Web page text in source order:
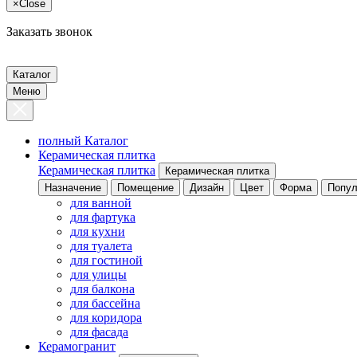
×Close
Заказать звонок
Каталог
Меню
полный Каталог
Керамическая плитка
Керамическая плитка
Керамическая плитка
Назначение
Помещение Дизайн Цвет Форма
для ванной
для фартука
для кухни
для туалета
для гостиной
для улицы
для балкона
для бассейна
для коридора
для фасада
Керамогранит